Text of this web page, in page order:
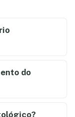
do